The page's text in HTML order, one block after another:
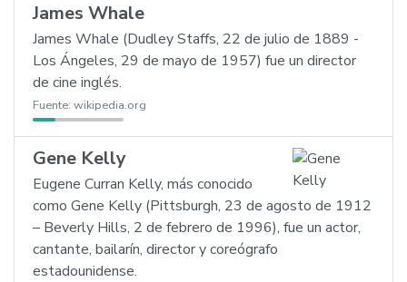
James Whale
James Whale (Dudley Staffs, 22 de julio de 1889 -
Los Ángeles, 29 de mayo de 1957) fue un director
de cine inglés.
Fuente: wikipedia.org
Gene Kelly
Eugene Curran Kelly, más conocido
como Gene Kelly (Pittsburgh, 23 de agosto de 1912
– Beverly Hills, 2 de febrero de 1996), fue un actor,
cantante, bailarín, director y coreógrafo
estadounidense.